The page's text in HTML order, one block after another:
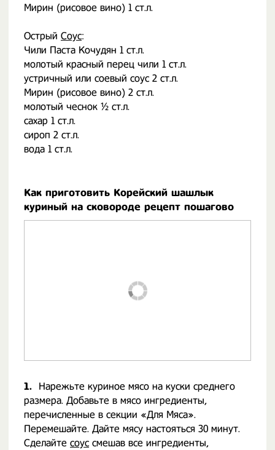
Мирин (рисовое вино) 1 ст.л.
Острый Соус:
Чили Паста Кочудян 1 ст.л.
молотый красный перец чили 1 ст.л.
устричный или соевый соус 2 ст.л.
Мирин (рисовое вино) 2 ст.л.
молотый чеснок ½ ст.л.
сахар 1 ст.л.
сироп 2 ст.л.
вода 1 ст.л.
Как приготовить Корейский шашлык
куриный на сковороде рецепт пошагово
1.
Нарежьте куриное мясо на куски среднего
размера. Добавьте в мясо ингредиенты,
перечисленные в секции «Для Мяса».
Перемешайте. Дайте мясу настояться 30 минут.
Сделайте соус смешав все ингредиенты,